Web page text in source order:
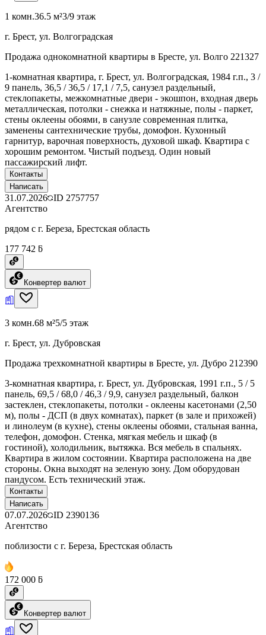
1 комн.36.5 м²3/9 этаж
г. Брест, ул. Волгоградская
Продажа однокомнатной квартиры в Бресте, ул. Волго 221327
1-комнатная квартира, г. Брест, ул. Волгоградская, 1984 г.п., 3 /
9 панель, 36,5 / 36,5 / 17,1 / 7,5, санузел раздельный,
стеклопакеты, межкомнатные двери - экошпон, входная дверь
металлическая, потолки - снежка и натяжные, полы - паркет,
стены оклеены обоями, в санузле современная плитка,
заменены сантехнические трубы, домофон. Кухонный
гарнитур, варочная поверхность, духовой шкаф. Квартира с
хорошим ремонтом. Чистый подъезд. Один новый
пассажирский лифт.
Контакты
Написать
31.07.2026 ID 2757757
Агентство
рядом с г. Береза, Брестская область
177 742 ƃ
Конвертер валют
3 комн.68 м²5/5 этаж
г. Брест, ул. Дубровская
Продажа трехкомнатной квартиры в Бресте, ул. Дубро 212390
3-комнатная квартира, г. Брест, ул. Дубровская, 1991 г.п., 5 / 5
панель, 69,5 / 68,0 / 46,3 / 9,9, санузел раздельный, балкон
застеклен, стеклопакеты, потолки - оклеены касетонами (2,50
м), полы - ДСП (в двух комнатах), паркет (в зале и прихожей)
и линолеум (в кухне), стены оклеены обоями, стальная ванна,
телефон, домофон. Стенка, мягкая мебель и шкаф (в
гостиной), холодильник, вытяжка. Вся мебель в спальнях.
Квартира в жилом состоянии. Квартира расположена на две
стороны. Окна выходят на зеленую зону. Дом оборудован
пандусом. Есть технический этаж.
Контакты
Написать
07.07.2026 ID 2390136
Агентство
поблизости с г. Береза, Брестская область
172 000 ƃ
Конвертер валют